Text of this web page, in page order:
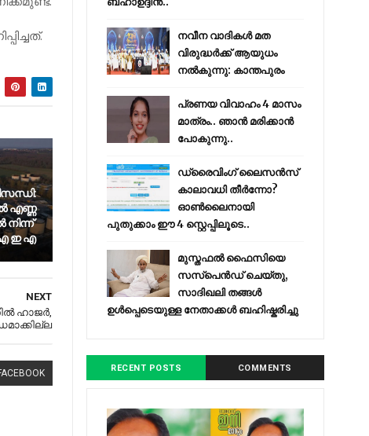
എണ്ണ
ഇ എ
NEXT
ഹാജര്‍,
നവീന വാദികൾ മത
വിരുദ്ധർക്ക് ആയുധം
നൽകുന്നു: കാന്തപുരം
പ്രണയ വിവാഹം 4 മാസം
മാത്രം.. ഞാൻ മരിക്കാൻ
പോകുന്നു..
ഡ്രൈവിംഗ് ലൈസൻസ്
കാലാവധി തീർന്നോ?
ഓൺലൈനായി
പുതുക്കാം ഈ 4 സ്റ്റെപ്പിലൂടെ..
മുസ്തഫൽ ഫൈസിയെ
സസ്‌പെൻഡ് ചെയ്തു,
സാദിഖലി തങ്ങൾ
ഉൾപ്പെടെയുള്ള നേതാക്കൾ ബഹിഷ്കരിച്ചു
RECENT POSTS COMMENTS